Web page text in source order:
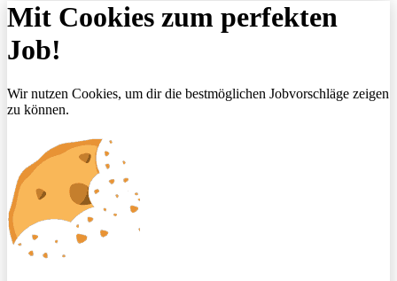
Mit Cookies zum perfekten
Job!
Wir nutzen Cookies, um dir die bestmöglichen Jobvorschläge zeigen
zu können.